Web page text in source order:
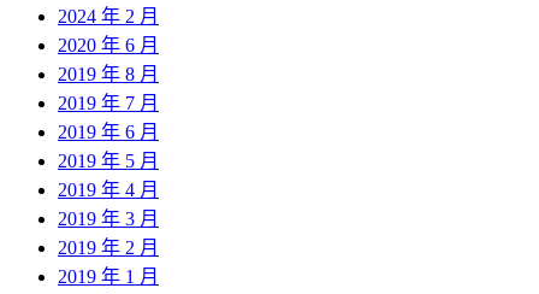
2024 年 2 月
2020 年 6 月
2019 年 8 月
2019 年 7 月
2019 年 6 月
2019 年 5 月
2019 年 4 月
2019 年 3 月
2019 年 2 月
2019 年 1 月